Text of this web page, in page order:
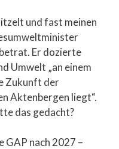
und fast meinen
Er dozierte
Umwelt „an einem
Zukunft der
Aktenbergen liegt“.
das gedacht?
GAP nach 2027 –